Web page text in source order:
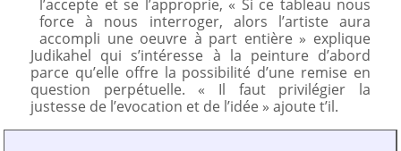
l’accepte et se l’approprie, « Si ce tableau nous
force à nous interroger, alors l’artiste aura
accompli une oeuvre à part entière » explique
Judikahel qui s’intéresse à la peinture d’abord
parce qu’elle offre la possibilité d’une remise en
question perpétuelle. « Il faut privilégier la
justesse de l’evocation et de l’idée » ajoute t’il.